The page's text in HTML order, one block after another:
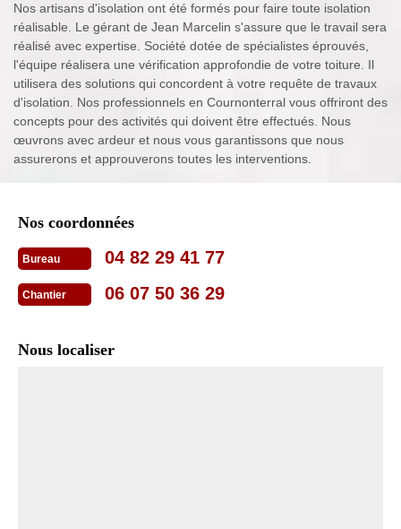
Nos artisans d'isolation ont été formés pour faire toute isolation
réalisable. Le gérant de Jean Marcelin s'assure que le travail sera
réalisé avec expertise. Société dotée de spécialistes éprouvés,
l'équipe réalisera une vérification approfondie de votre toiture. Il
utilisera des solutions qui concordent à votre requête de travaux
d'isolation. Nos professionnels en Cournonterral vous offriront des
concepts pour des activités qui doivent être effectués. Nous
œuvrons avec ardeur et nous vous garantissons que nous
assurerons et approuverons toutes les interventions.
Nos coordonnées
Bureau 04 82 29 41 77
Chantier 06 07 50 36 29
Nous localiser